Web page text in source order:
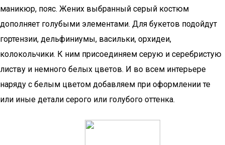
маникюр, пояс. Жених выбранный серый костюм
дополняет голубыми элементами. Для букетов подойдут
гортензии, дельфиниумы, васильки, орхидеи,
колокольчики. К ним присоединяем серую и серебристую
листву и немного белых цветов. И во всем интерьере
наряду с белым цветом добавляем при оформлении те
или иные детали серого или голубого оттенка.